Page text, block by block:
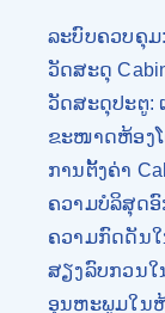
ລະບົບຄວບຄຸ
ວັດສະດຸ
ວັດສະດຸປະຕູ:
ຂະໜາດຫ້ອງໂ
ການ​ຕັ້ງ​ຄ່າ
ຄວາມບໍລິສຸດອົ
ຄວາມກົດດັນ
ສຽງລົບກວນໃ
ອຸນຫະພູມໃນຫ້